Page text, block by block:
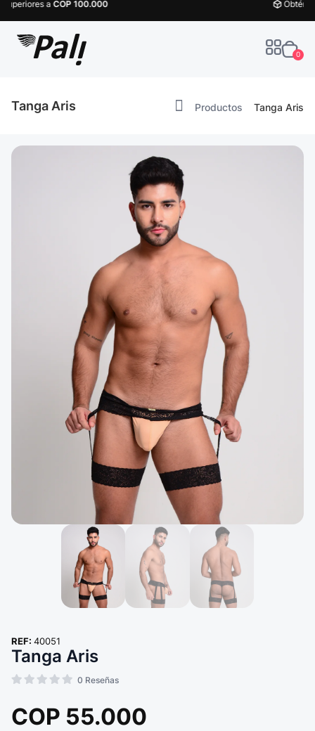
0
Tanga Aris Productos Tanga Aris
REF: 40051
Tanga Aris
0 Reseñas
COP 55.000